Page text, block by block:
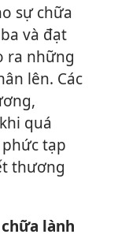
sự chữa
và đạt
ra những
lên. Các
quá
tạp
thương
lành